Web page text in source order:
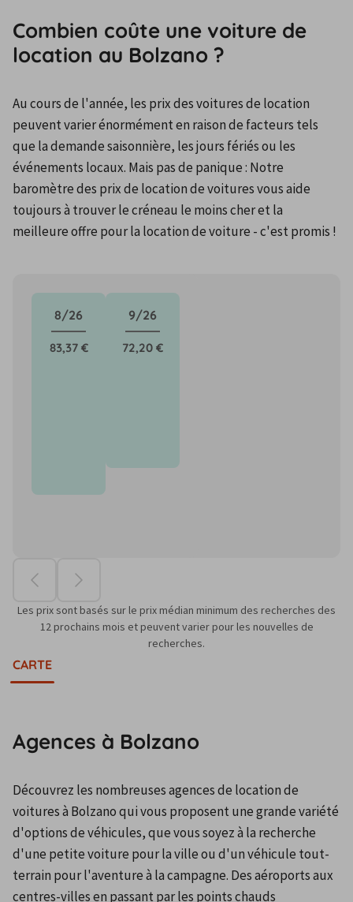
Combien coûte une voiture de
location au Bolzano ?
Au cours de l'année, les prix des voitures de location
peuvent varier énormément en raison de facteurs tels
que la demande saisonnière, les jours fériés ou les
événements locaux. Mais pas de panique : Notre
baromètre des prix de location de voitures vous aide
toujours à trouver le créneau le moins cher et la
meilleure offre pour la location de voiture - c'est promis !
8/26
83,37 €
9/26
72,20 €
Les prix sont basés sur le prix médian minimum des recherches des
12 prochains mois et peuvent varier pour les nouvelles de
recherches.
CARTE
Agences à Bolzano
Découvrez les nombreuses agences de location de
voitures à Bolzano qui vous proposent une grande variété
d'options de véhicules, que vous soyez à la recherche
d'une petite voiture pour la ville ou d'un véhicule tout-
terrain pour l'aventure à la campagne. Des aéroports aux
centres-villes en passant par les points chauds